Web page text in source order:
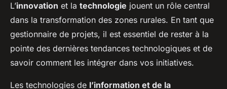
L’innovation et la technologie jouent un rôle central
dans la transformation des zones rurales. En tant que
gestionnaire de projets, il est essentiel de rester à la
pointe des dernières tendances technologiques et de
savoir comment les intégrer dans vos initiatives.
Les technologies de l’information et de la